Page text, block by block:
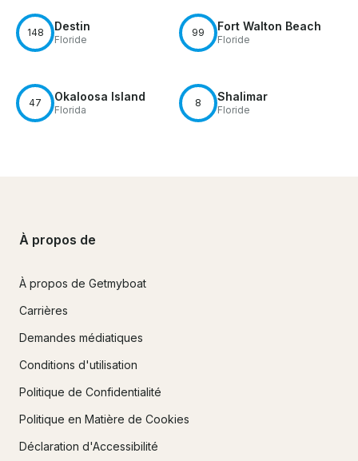
148 Destin
Floride
99 Fort Walton Beach
Floride
47 Okaloosa Island
Florida
8 Shalimar
Floride
À propos de
À propos de Getmyboat
Carrières
Demandes médiatiques
Conditions d'utilisation
Politique de Confidentialité
Politique en Matière de Cookies
Déclaration d'Accessibilité